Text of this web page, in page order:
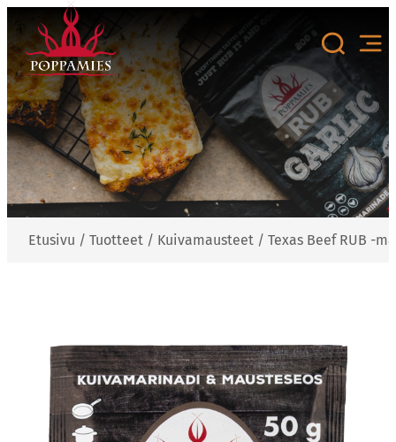
Siirry
sisältöön
Etusivu / Tuotteet / Kuivamausteet / Texas Beef RUB -